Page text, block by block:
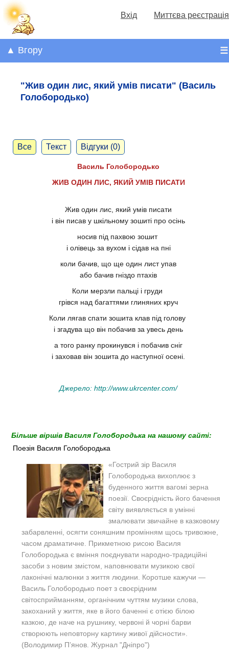
Вхід Миттєва реєстрація
☰
▲ Вгору
"Жив один лис, який умів писати" (Василь
Голобородько)
Все Текст Відгуки (0)
Василь Голобородько
ЖИВ ОДИН ЛИС, ЯКИЙ УМІВ ПИСАТИ
Жив один лис, який умів писати
і він писав у шкільному зошиті про осінь
носив під пахвою зошит
і олівець за вухом і сідав на пні
коли бачив, що ще один лист упав
або бачив гніздо птахів
Коли мерзли пальці і груди
грівся над багаттями глиняних круч
Коли лягав спати зошита клав під голову
і згадува що він побачив за увесь день
а того ранку прокинувся і побачив сніг
і заховав він зошита до наступної осені.
Джерело: http://www.ukrcenter.com/
Більше віршів Василя Голобородька на нашому сайті:
Поезія Василя Голобородька
«Гострий зір Василя
Голобородька вихоплює з
буденного життя вагомі зерна
поезії. Своєрідність його бачення
світу виявляється в умінні
змалювати звичайне в казковому
забарвленні, осягти соняшним промінням щось тривожне,
часом драматичне. Прикметною рисою Василя
Голобородька є вміння поєднувати народно-традиційні
засоби з новим змістом, наповнювати музикою свої
лаконічні малюнки з життя людини. Коротше кажучи —
Василь Голобородько поет з своєрідним
світосприйманням, органічним чуттям музики слова,
закоханий у життя, яке в його баченні є отією білою
казкою, де наче на рушнику, червоні й чорні барви
створюють неповторну картину живої дійсности».
(Володимир П’янов. Журнал "Дніпро")